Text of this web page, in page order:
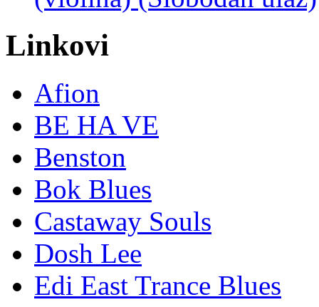
Linkovi
Afion
BE HA VE
Benston
Bok Blues
Castaway Souls
Dosh Lee
Edi East Trance Blues